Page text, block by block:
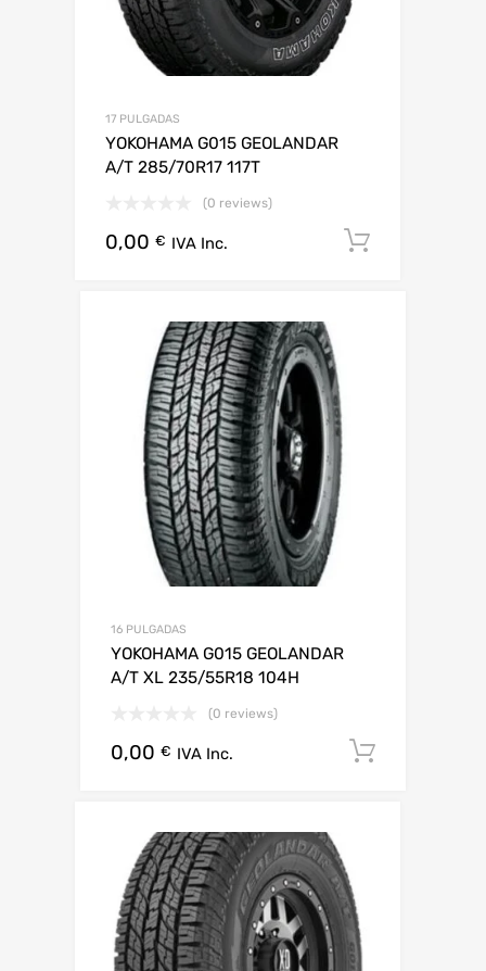
17 PULGADAS
YOKOHAMA G015 GEOLANDAR
A/T 285/70R17 117T
(0 reviews)
0,00 € IVA Inc.
16 PULGADAS
YOKOHAMA G015 GEOLANDAR
A/T XL 235/55R18 104H
(0 reviews)
0,00 € IVA Inc.